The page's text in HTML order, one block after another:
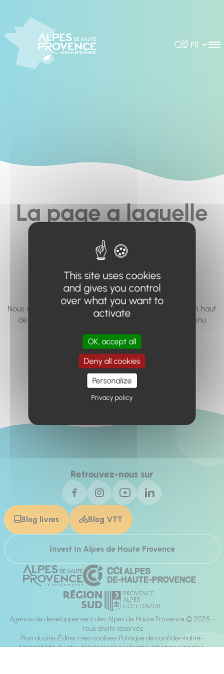
Rechercher
Choisir la
La page a laquelle
vous cherchez à
accéder n'existe
pas... ou plus.
Nous vous invitons à utiliser le moteur de recherche en haut
de page, ou à utiliser le menu pour trouver le contenu
Retour à l'accueil
Retrouvez-nous sur
Blog livres Blog VTT
Invest In Alpes de Haute Provence
Agence de développement des Alpes de Haute Provence © 2025 -
Tous droits réservés
Plan du site Éditer mes cookies Politique de confidentialité
Accessibilité du site : totalement conforme Mentions légales
This site uses cookies
and gives you control
over what you want to
activate
OK, accept all
Deny all cookies
Personalize
Privacy policy